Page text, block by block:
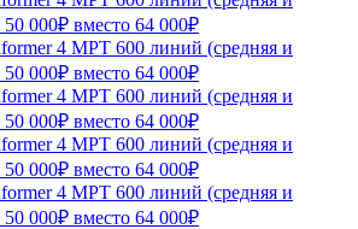
000₽ вместо 64 000₽
4 MPT 600 линий (средняя и
000₽ вместо 64 000₽
4 MPT 600 линий (средняя и
000₽ вместо 64 000₽
4 MPT 600 линий (средняя и
000₽ вместо 64 000₽
4 MPT 600 линий (средняя и
000₽ вместо 64 000₽